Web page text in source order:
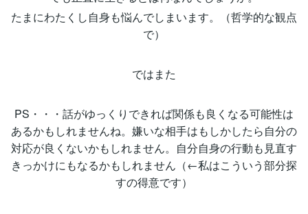
たまにわたくし自身も悩んでしまいます。（哲学的な観点
で）
ではまた
PS・・・話がゆっくりできれば関係も良くなる可能性は
あるかもしれませんね。嫌いな相手はもしかしたら自分の
対応が良くないかもしれません。自分自身の行動も見直す
きっかけにもなるかもしれません（←私はこういう部分探
すの得意です）